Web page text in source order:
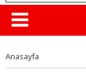
Anasayfa